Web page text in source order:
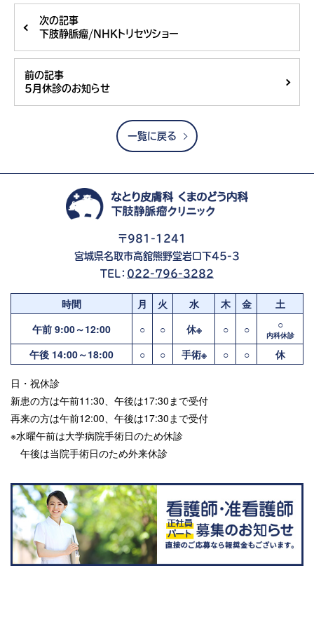
次の記事
下肢静脈瘤/NHKトリセツショー
前の記事
5月休診のお知らせ
一覧に戻る
〒981-1241
宮城県名取市高舘熊野堂岩口下45-3
TEL： 022-796-3282
時間 月 火 水 木 金
土
午前 9:00～12:00
○ ○ 休※ ○ ○ ○
内科休診
午後 14:00～18:00 ○ ○ 手術※ ○ ○ 休
日・祝休診
新患の方は午前11:30、午後は17:30まで受付
再来の方は午前12:00、午後は17:30まで受付
※水曜午前は大学病院手術日のため休診
午後は当院手術日のため外来休診